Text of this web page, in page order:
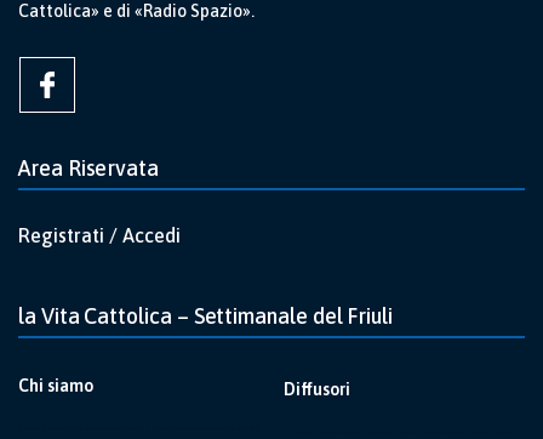
Cattolica» e di «Radio Spazio».
Area Riservata
Registrati / Accedi
la Vita Cattolica – Settimanale del Friuli
Chi siamo Diffusori